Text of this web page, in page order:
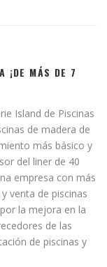
¡DE MÁS DE 7
Island de Piscinas
de madera de
más básico y
del liner de 40
empresa con más
venta de piscinas
la mejora en la
de las
de piscinas y